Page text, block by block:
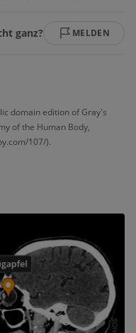
ganz? MELDEN
domain edition of Gray's
of the Human Body,
107/).